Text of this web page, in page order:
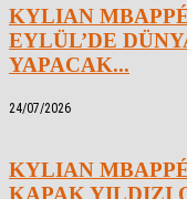
KYLIAN
EYLÜL’DE
YAPACAK...
24/07/2026
KYLIAN
KAPAK YILDIZI